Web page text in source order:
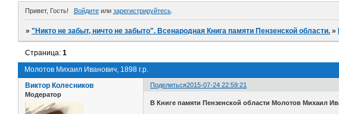
Привет, Гость! Войдитеили зарегистрируйтесь.
»"Никто не забыт, ничто не забыто". Всенародная Книга памяти Пензенской области. »
Молотов Михаил Иванович, 1898 г.р.
Страница:1
Поделиться2015-07-24 22:59:21
Виктор Колесников
Модератор
В Книге памяти Пензенской области Молотов Михаил